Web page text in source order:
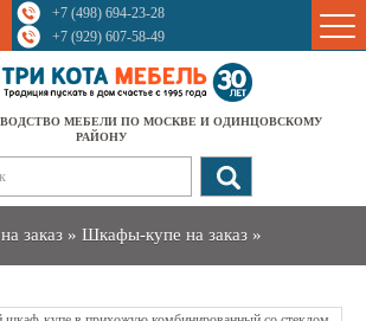
+7 (498) 694-23-28
+7 (929) 607-58-49
МЕБЕЛИ ПО МОСКВЕ И ОДИНЦОВСКОМУ
РАЙОНУ
заказ » Шкафы-купе на заказ »